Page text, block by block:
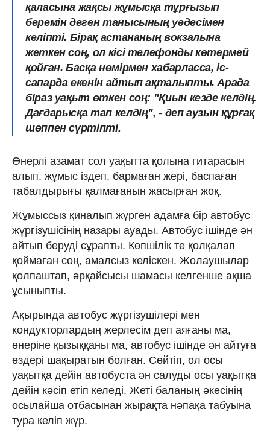
қаласына жақсы жұмысқа тұрғызып
беремін деген танысының уәдесімен
келіпті. Бірақ астананың вокзалына
жеткен соң, ол кісі телефонды көтермей
қойған. Басқа нөмірмен хабарласса, іс-
сапарда екенін айтып ақталыпты. Арада
біраз уақыт өткен соң: "Қиын кезде келдің.
Дағдарысқа тап келдің", - деп аузын құрғақ
шөппен сүртіпті.
Өнерлі азамат сол уақытта қолына гитарасын
алып, жұмыс іздеп, бармаған жері, баспаған
табалдырығы қалмағанын жасырған жоқ.
Жұмыссыз қиналып жүрген адамға бір автобус
жүргізушісінің назары ауады. Автобус ішінде ән
айтып беруді сұрапты. Көпшілік те қолқалап
қоймаған соң, амалсыз келіскен. Жолаушылар
қолпаштап, әрқайсысы шамасы келгенше ақша
ұсыныпты.
Ақырында автобус жүргізушілері мен
кондукторлардың жерлесім деп аяғаны ма,
өнеріне қызыққаны ма, автобус ішінде ән айтуға
өздері шақыратын болған. Сөйтіп, ол осы
уақытқа дейін автобуста ән салуды осы уақытқа
дейін кәсіп етіп келеді. Жеті баланың әкесінің
осылайша отбасынан жырақта нәпақа табуына
тура келіп жүр.